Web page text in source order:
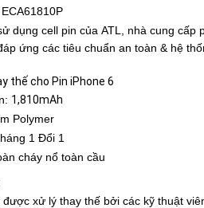
ECA61810P
dụng cell pin của ATL, nhà cung cấp
ứng các tiêu chuẩn an toàn & hệ
thế cho Pin iPhone 6
1,810mAh
Polymer
1 Đổi 1
cháy nổ toàn cầu
được xử lý thay thế bởi các kỹ thuật